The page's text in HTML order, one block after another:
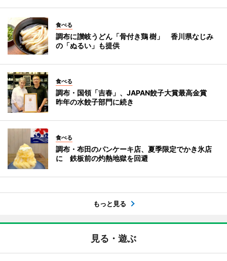
食べる
調布に讃岐うどん「骨付き鶏 樹」 香川県なじみ
の「ぬるい」も提供
食べる
調布・国領「吉春」、JAPAN餃子大賞最高金賞
昨年の水餃子部門に続き
食べる
調布・布田のパンケーキ店、夏季限定でかき氷店
に 鉄板前の灼熱地獄を回避
もっと見る
見る・遊ぶ